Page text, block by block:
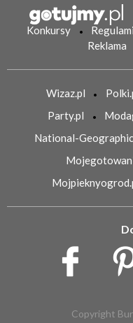
Konkursy
Reklama
Wizaz.pl
Party.pl
National-
Copyright